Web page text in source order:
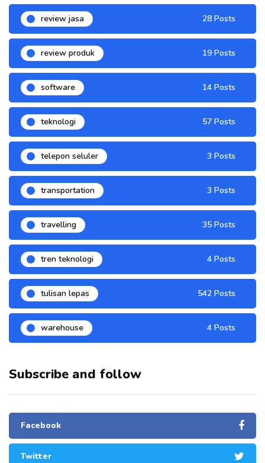
review jasa 28 Posts
review produk 19 Posts
software 14 Posts
teknologi 57 Posts
telepon seluler 3 Posts
transportation 3 Posts
travelling 35 Posts
tren teknologi 4 Posts
tulisan lepas 542 Posts
warehouse 4 Posts
Subscribe and follow
Facebook
Twitter